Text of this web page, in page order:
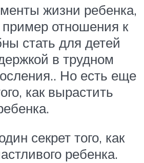
жизни ребенка,
отношения к
стать для детей
в трудном
Но есть еще
как вырастить
секрет того, как
ребенка.